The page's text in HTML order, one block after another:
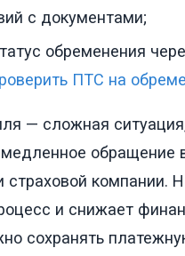
с документами;
обременения
ПТС на
— сложная
обращение
страховой компании.
и снижает
сохранять